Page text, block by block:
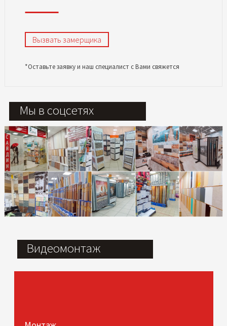
Вызвать замерщика
*Оставьте заявку и наш специалист с Вами свяжется
Мы в соцсетях
Видеомонтаж